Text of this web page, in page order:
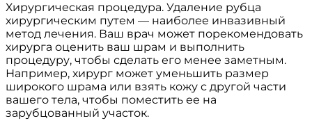
Хирургическая процедура. Удаление рубца
хирургическим путем — наиболее инвазивный
метод лечения. Ваш врач может порекомендовать
хирурга оценить ваш шрам и выполнить
процедуру, чтобы сделать его менее заметным.
Например, хирург может уменьшить размер
широкого шрама или взять кожу с другой части
вашего тела, чтобы поместить ее на
зарубцованный участок.